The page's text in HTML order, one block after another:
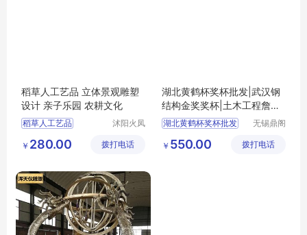
稻草人工艺品 立体景观雕塑
设计 亲子乐园 农耕文化
稻草人工艺品
沭阳火凤
有限公司
￥ 280.00 拨打电话
湖北黄鹤杯奖杯批发|武汉钢
结构金奖奖杯|土木工程詹天
佑奖杯
湖北黄鹤杯奖杯批发
土木工程詹天佑奖杯
无锡鼎阁
限公司
￥ 550.00 拨打电话